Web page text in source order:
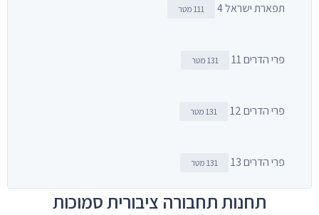
תפארת ישראל 4 111 מטר
פרי הדרים 11 131 מטר
פרי הדרים 12 131 מטר
פרי הדרים 13 131 מטר
תחנות תחבורה ציבורית סמוכות